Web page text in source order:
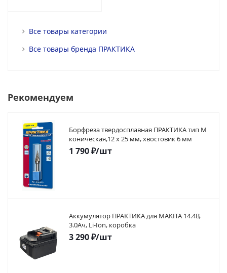
Все товары категории
Все товары бренда ПРАКТИКА
Рекомендуем
Борфреза твердосплавная ПРАКТИКА тип M
коническая,12 х 25 мм, хвостовик 6 мм
1 790₽/шт
Аккумулятор ПРАКТИКА для MAKITA 14.4В,
3.0Ач, Li-Ion, коробка
3 290₽/шт